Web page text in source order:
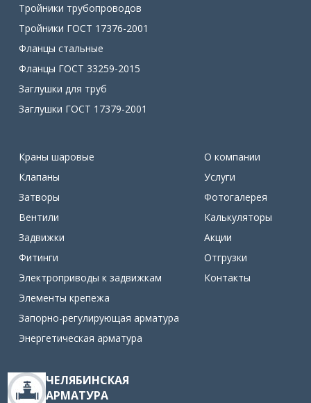
Тройники трубопроводов
Тройники ГОСТ 17376-2001
Фланцы стальные
Фланцы ГОСТ 33259-2015
Заглушки для труб
Заглушки ГОСТ 17379-2001
Краны шаровые
Клапаны
Затворы
Вентили
Задвижки
Фитинги
Электроприводы к задвижкам
Элементы крепежа
Запорно-регулирующая арматура
Энергетическая арматура
О компании
Услуги
Фотогалерея
Калькуляторы
Акции
Отгрузки
Контакты
ЧЕЛЯБИНСКАЯ
АРМАТУРА